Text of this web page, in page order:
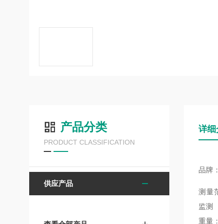
产品分类
PRODUCT CLASSIFICATION
供应产品
详细
品牌
测量
监测
重量